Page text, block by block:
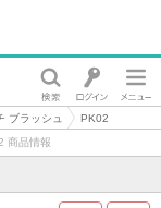
ブラッシュ
PK02
商品情報